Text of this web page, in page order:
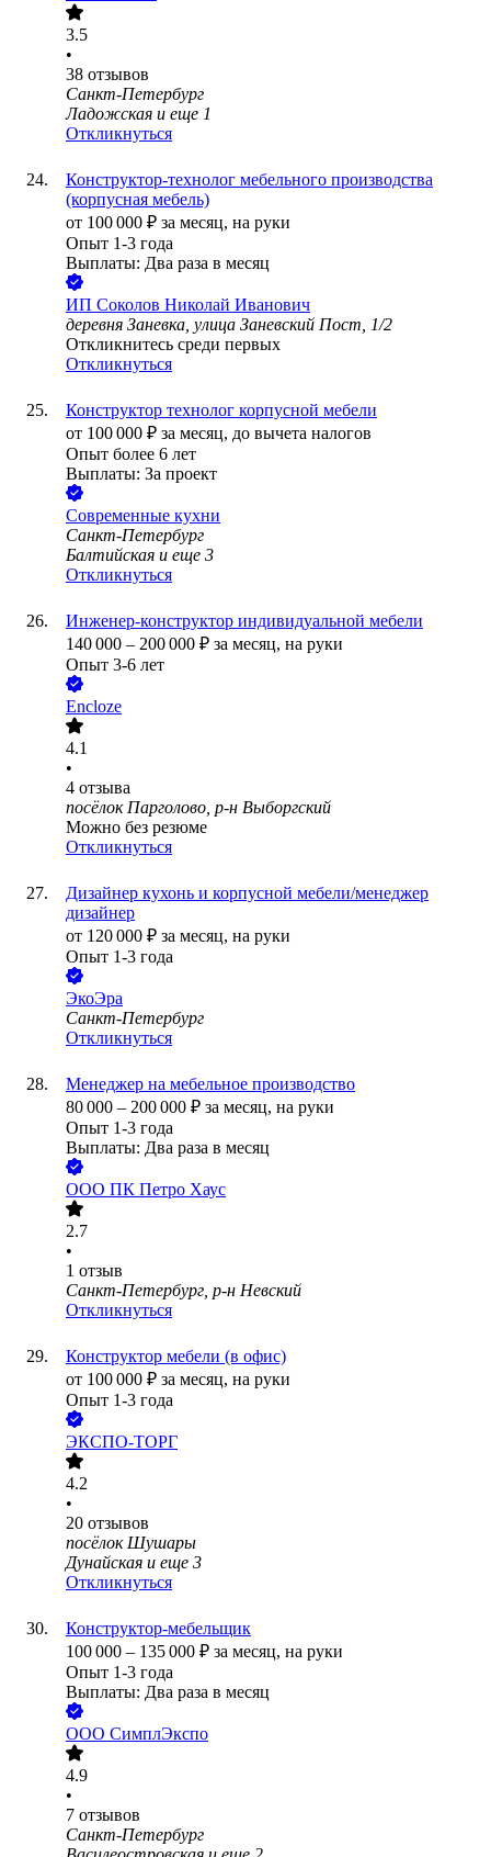
3.5
•
38 отзывов
Санкт-Петербург
Ладожская и еще 1
Откликнуться
Конструктор-технолог мебельного производства
(корпусная мебель)
от 100 000 ₽ за месяц, на руки
Опыт 1-3 года
Выплаты: Два раза в месяц
ИП Соколов Николай Иванович
деревня Заневка, улица Заневский Пост, 1/2
Откликнитесь среди первых
Откликнуться
Конструктор технолог корпусной мебели
от 100 000 ₽ за месяц, до вычета налогов
Опыт более 6 лет
Выплаты: За проект
Современные кухни
Санкт-Петербург
Балтийская и еще 3
Откликнуться
Инженер-конструктор индивидуальной мебели
140 000 – 200 000 ₽ за месяц, на руки
Опыт 3-6 лет
Encloze
4.1
•
4 отзыва
посёлок Парголово, р-н Выборгский
Можно без резюме
Откликнуться
Дизайнер кухонь и корпусной мебели/менеджер
дизайнер
от 120 000 ₽ за месяц, на руки
Опыт 1-3 года
ЭкоЭра
Санкт-Петербург
Откликнуться
Менеджер на мебельное производство
80 000 – 200 000 ₽ за месяц, на руки
Опыт 1-3 года
Выплаты: Два раза в месяц
ООО ПК Петро Хаус
2.7
•
1 отзыв
Санкт-Петербург, р-н Невский
Откликнуться
Конструктор мебели (в офис)
от 100 000 ₽ за месяц, на руки
Опыт 1-3 года
ЭКСПО-ТОРГ
4.2
•
20 отзывов
посёлок Шушары
Дунайская и еще 3
Откликнуться
Конструктор-мебельщик
100 000 – 135 000 ₽ за месяц, на руки
Опыт 1-3 года
Выплаты: Два раза в месяц
ООО СимплЭкспо
4.9
•
7 отзывов
Санкт-Петербург